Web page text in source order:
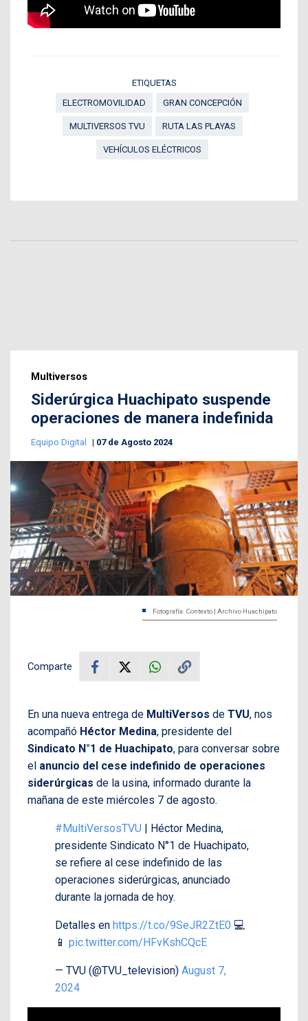
ETIQUETAS
ELECTROMOVILIDAD
GRAN CONCEPCIÓN
MULTIVERSOS TVU RUTA LAS PLAYAS
VEHÍCULOS ELÉCTRICOS
Multiversos
Siderúrgica Huachipato suspende
operaciones de manera indefinida
Equipo Digital 07 de Agosto 2024
Fotografía: Contexto | Archivo Huachipato
Comparte
En una nueva entrega de MultiVersos de TVU, nos
acompañó Héctor Medina, presidente del
Sindicato N°1 de Huachipato, para conversar sobre
el anuncio del cese indefinido de operaciones
siderúrgicas de la usina, informado durante la
mañana de este miércoles 7 de agosto.
#MultiVersosTVU | Héctor Medina,
presidente Sindicato N°1 de Huachipato,
se refiere al cese indefinido de las
operaciones siderúrgicas, anunciado
durante la jornada de hoy.
Detalles en https://t.co/9SeJR2ZtE0 💻
📱 pic.twitter.com/HFvKshCQcE
— TVU (@TVU_television) August 7,
2024